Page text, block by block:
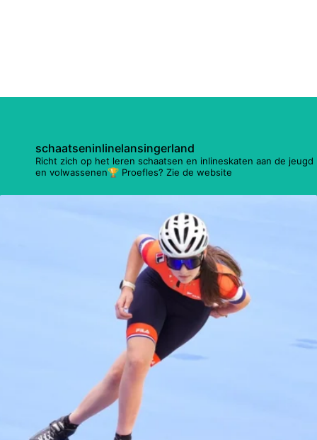
schaatseninlinelansingerland
Richt zich op het leren schaatsen en inlineskaten aan de jeugd
en volwassenen🏆 Proefles? Zie de website